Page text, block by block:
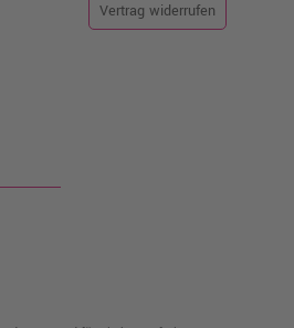
Vertrag widerrufen